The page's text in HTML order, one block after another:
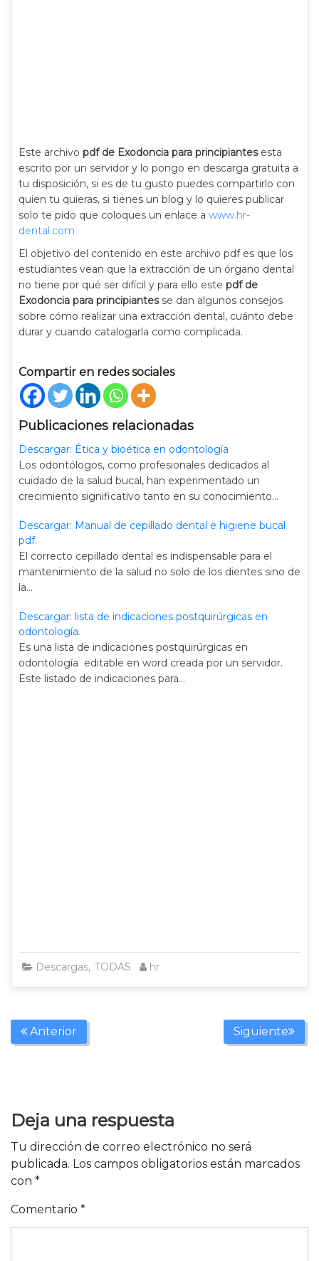
Este archivo pdf de Exodoncia para principiantesesta
escrito por un servidor y lo pongo en descarga gratuita a
tu disposición, si es de tu gusto puedes compartirlo con
quien tu quieras, si tienes un blog y lo quieres publicar
solo te pido que coloques un enlace a www.hr-
dental.com
El objetivo del contenido en este archivo pdf es que los
estudiantes vean que la extracción de un órgano dental
no tiene por qué ser difícil y para ello este pdf de
Exodoncia para principiantesse dan algunos consejos
sobre cómo realizar una extracción dental, cuánto debe
durar y cuando catalogarla como complicada.
Compartir en redes sociales
Publicaciones relacionadas
Descargar: Ética y bioética en odontología
Los odontólogos, como profesionales dedicados al
cuidado de la salud bucal, han experimentado un
crecimiento significativo tanto en su conocimiento…
Descargar: Manual de cepillado dental e higiene bucal
pdf.
El correcto cepillado dental es indispensable para el
mantenimiento de la salud no solo de los dientes sino de
la…
Descargar: lista de indicaciones postquirúrgicas en
odontología.
Es una lista de indicaciones postquirúrgicas en
odontología editable en word creada por un servidor.
Este listado de indicaciones para…
Descargas, TODAS hr-dental
Anterior Siguiente
Deja una respuesta
Tu dirección de correo electrónico no será
publicada. Los campos obligatorios están marcados
con *
Comentario *